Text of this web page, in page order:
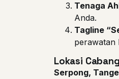
Tenaga
Anda.
Tagline
perawatan
Lokasi
Serpong,